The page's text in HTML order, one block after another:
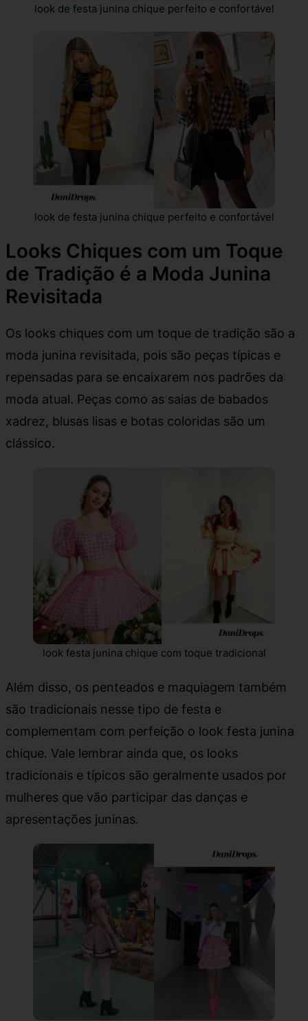
look de festa junina chique perfeito e confortável
look de festa junina chique perfeito e confortável
Looks Chiques com um Toque
de Tradição é a Moda Junina
Revisitada
Os looks chiques com um toque de tradição são a
moda junina revisitada, pois são peças típicas e
repensadas para se encaixarem nos padrões da
moda atual. Peças como as saias de babados
xadrez, blusas lisas e botas coloridas são um
clássico.
look festa junina chique com toque tradicional
Além disso, os penteados e maquiagem também
são tradicionais nesse tipo de festa e
complementam com perfeição o look festa junina
chique. Vale lembrar ainda que, os looks
tradicionais e típicos são geralmente usados por
mulheres que vão participar das danças e
apresentações juninas.